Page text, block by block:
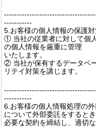
-----------
5.お客様の個人情報の保護
① 当社の従業者に対して個
の個人情報を厳重に管理
いたします。
② 当社が保有するデータベ
リテイ対策を講じます。
-----------
6.お客様の個人情報処理の
について外部委託をすると
必要な契約を締結し、適切